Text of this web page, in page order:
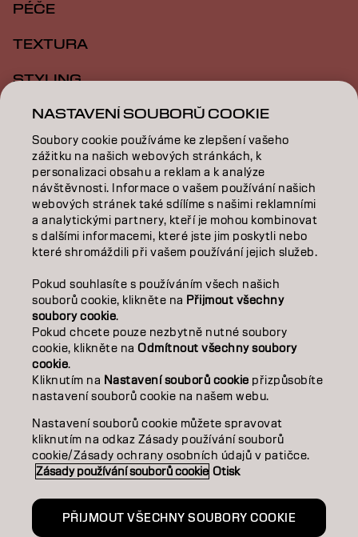
PÉČE
TEXTURA
STYLING
INSPIRACE
VZDĚLÁVÁNÍ
O NÁS
SALON FINDER
STAŇTE SE PARTNEREM
KONTAKTUJTE NÁS
KontaktZásady ochrany osobních údajů
Zásady používání souborů cookie
PřístupnostZávazek k udržitelnosti
CZ | CZECH
Goldwell je součástí
NASTAVENÍ SOUBORŮ COOKIE
Soubory cookie používáme ke zlepšení vašeho
zážitku na našich webových stránkách, k
personalizaci obsahu a reklam a k analýze
návštěvnosti. Informace o vašem používání našich
webových stránek také sdílíme s našimi reklamními
a analytickými partnery, kteří je mohou kombinovat
s dalšími informacemi, které jste jim poskytli nebo
které shromáždili při vašem používání jejich služeb.
Pokud souhlasíte s používáním všech našich
souborů cookie, klikněte na Přijmout všechny
soubory cookie.
Pokud chcete pouze nezbytně nutné soubory
cookie, klikněte naOdmítnout všechny soubory
cookie.
Kliknutím na Nastavení souborů cookie přizpůsobíte
nastavení souborů cookie na našem webu.
Nastavení souborů cookie můžete spravovat
kliknutím na odkaz Zásady používání souborů
cookie/Zásady ochrany osobních údajů v patičce.
Zásady používání souborů cookie Otisk
PŘIJMOUT VŠECHNY SOUBORY COOKIE